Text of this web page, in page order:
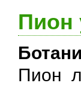
Пион
Пион